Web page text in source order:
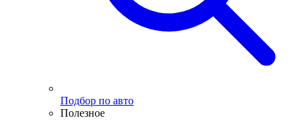
Подбор по авто
Полезное